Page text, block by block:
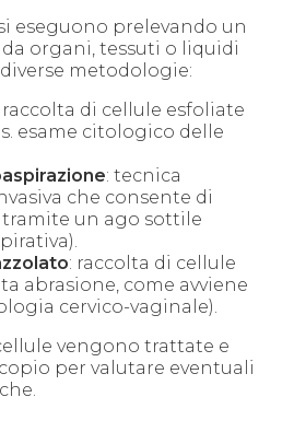
eseguono prelevando un
organi, tessuti o liquidi
metodologie:
raccolta di cellule esfoliate
esame citologico delle
: tecnica
che consente di
un ago sottile
: raccolta di cellule
abrasione, come avviene
cervico-vaginale).
vengono trattate e
per valutare eventuali